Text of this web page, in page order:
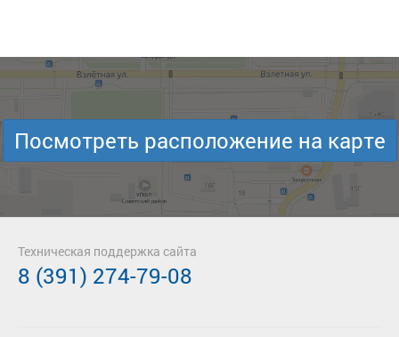
Посмотреть расположение на карте
Техническая поддержка сайта
8 (391) 274-79-08